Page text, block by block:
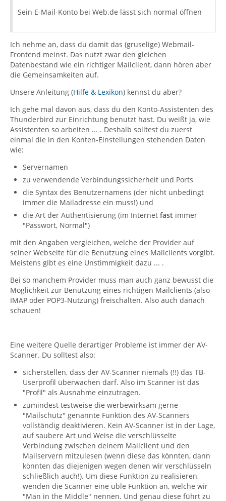
Sein E-Mail-Konto bei Web.de lässt sich normal öffnen
Ich nehme an, dass du damit das (gruselige) Webmail-
Frontend meinst. Das nutzt zwar den gleichen
Datenbestand wie ein richtiger Mailclient, dann hören aber
die Gemeinsamkeiten auf.
Unsere Anleitung (Hilfe & Lexikon) kennst du aber?
Ich gehe mal davon aus, dass du den Konto-Assistenten des
Thunderbird zur Einrichtung benutzt hast. Du weißt ja, wie
Assistenten so arbeiten ... . Deshalb solltest du zuerst
einmal die in den Konten-Einstellungen stehenden Daten
wie:
Servernamen
zu verwendende Verbindungssicherheit und Ports
die Syntax des Benutzernamens (der nicht unbedingt
immer die Mailadresse ein muss!) und
die Art der Authentisierung (im Internet fast immer
"Passwort, Normal")
mit den Angaben vergleichen, welche der Provider auf
seiner Webseite für die Benutzung eines Mailclients vorgibt.
Meistens gibt es eine Unstimmigkeit dazu ... .
Bei so manchem Provider muss man auch ganz bewusst die
Möglichkeit zur Benutzung eines richtigen Mailclients (also
IMAP oder POP3-Nutzung) freischalten. Also auch danach
schauen!
Eine weitere Quelle derartiger Probleme ist immer der AV-
Scanner. Du solltest also:
sicherstellen, dass der AV-Scanner niemals (!!) das TB-
Userprofil überwachen darf. Also im Scanner ist das
"Profil" als Ausnahme einzutragen.
zumindest testweise die werbewirksam gerne
"Mailschutz" genannte Funktion des AV-Scanners
vollständig deaktivieren. Kein AV-Scanner ist in der Lage,
auf saubere Art und Weise die verschlüsselte
Verbindung zwischen deinem Mailclient und den
Mailservern mitzulesen (wenn diese das könnten, dann
könnten das diejenigen wegen denen wir verschlüsseln
schließlich auch!). Um diese Funktion zu realisieren,
wenden die Scanner eine üble Funktion an, welche wir
"Man in the Middle" nennen. Und genau diese führt zu